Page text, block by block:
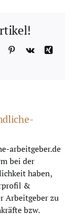
TumblrPinterest
Vk
Xing
arbeitgeber.de
bei der
haben,
&
Arbeitgeber zu
bzw.